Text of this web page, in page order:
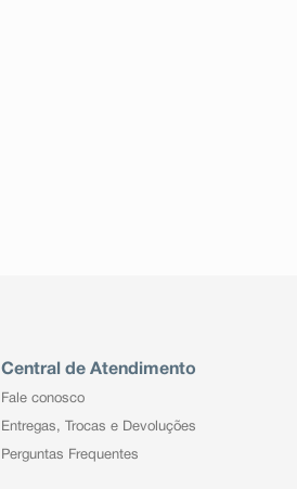
Central de Atendimento
Fale conosco
Entregas, Trocas e Devoluções
Perguntas Frequentes